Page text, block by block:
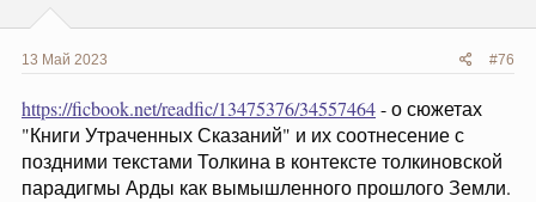
13 Май 2023 #76
https://ficbook.net/readfic/13475376/34557464- о сюжетах
"Книги Утраченных Сказаний" и их соотнесение с
поздними текстами Толкина в контексте толкиновской
парадигмы Арды как вымышленного прошлого Земли.